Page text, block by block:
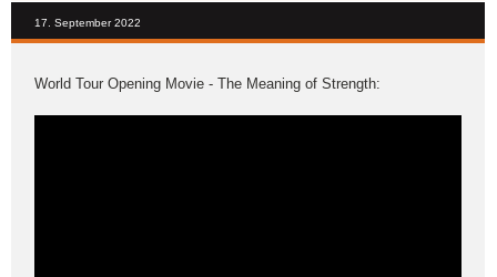
17. September 2022
World Tour Opening Movie - The Meaning of Strength: